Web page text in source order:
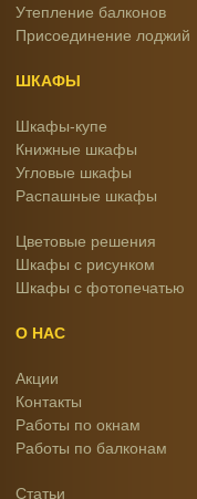
Утепление балконов
Присоединение лоджий
ШКАФЫ
Шкафы-купе
Книжные шкафы
Угловые шкафы
Распашные шкафы
Цветовые решения
Шкафы с рисунком
Шкафы с фотопечатью
О НАС
Акции
Контакты
Работы по окнам
Работы по балконам
Статьи